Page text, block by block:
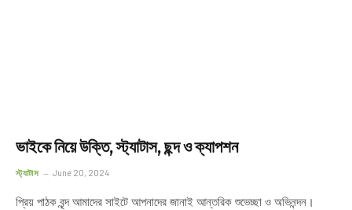
ভাইকে নিয়ে উক্তি, স্ট্যাটাস, ছন্দ ও ক্যাপশন
স্ট্যাটাস June 20, 2024
প্রিয় পাঠক বৃন্দ আমাদের সাইটে আপনাদের জানাই আন্তরিক শুভেচ্ছা ও অভিনন্দন।